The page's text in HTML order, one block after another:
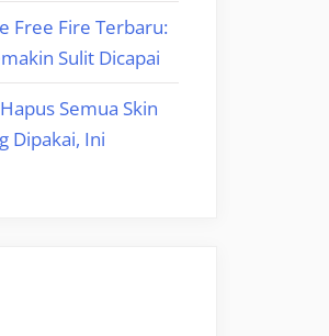
Free Fire Terbaru:
Sulit Dicapai
Semua Skin
Dipakai, Ini